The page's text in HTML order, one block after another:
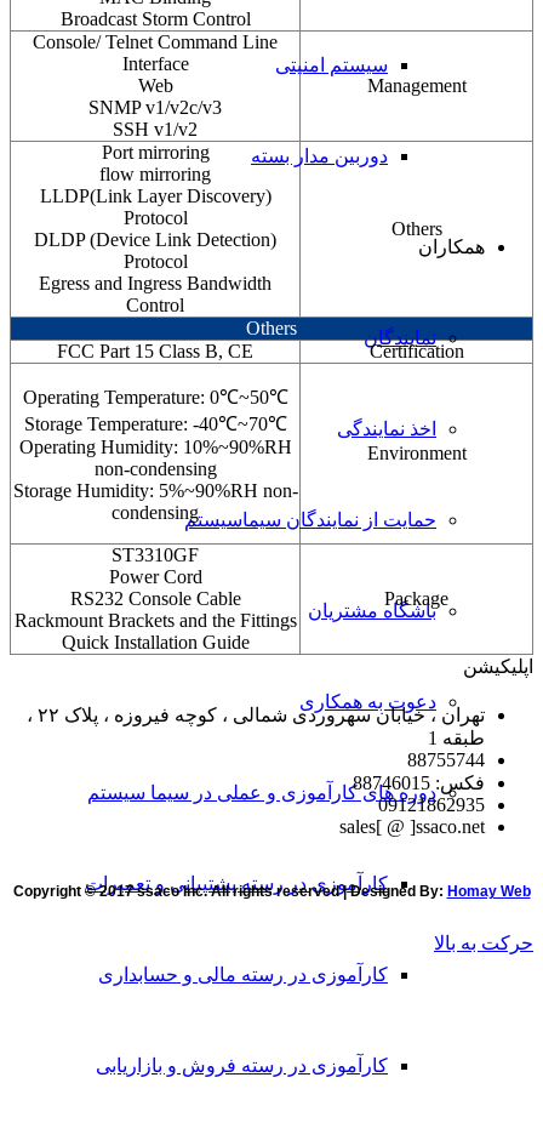
سیستم امنیتی
دوربین مدار بسته
همکاران
نمایندگان
اخذ نمایندگی
حمایت از نمایندگان سیماسیستم
باشگاه مشتریان
دعوت به همکاری
دوره های کارآموزی و عملی در سیما سیستم
کارآموزی در رسته پشتیبانی و تعمیرات
کارآموزی در رسته مالی و حسابداری
کارآموزی در رسته فروش و بازاریابی
Broadcast Storm Control
Management
Console/ Telnet Command Line
Interface
Web
SNMP v1/v2c/v3
SSH v1/v2
Others
Port mirroring
flow mirroring
(LLDP(Link Layer Discovery
Protocol
(DLDP (Device Link Detection
Protocol
Egress and Ingress Bandwidth
Control
Others
Certification
FCC Part 15 Class B, CE
Environment
℃Operating Temperature: 0℃~50
℃Storage Temperature: -40℃~70
Operating Humidity: 10%~90%RH
non-condensing
Storage Humidity: 5%~90%RH non-
condensing
Package
ST3310GF
Power Cord
RS232 Console Cable
Rackmount Brackets and the Fittings
Quick Installation Guide
اپلیکیشن
تهران ، خیابان سهروردی شمالی ، کوچه فیروزه ، پلاک ۲۲ ،
طبقه 1
88755744
فکس: 88746015
09121862935
sales[ @ ]ssaco.net
Copyright © 2017 ssaco Inc. All rights reserved | Designed By: Homay Web
حرکت به بالا